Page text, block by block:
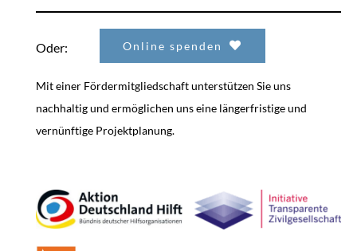
Oder: Online spenden
Mit einer Fördermitgliedschaft unterstützen Sie uns
nachhaltig und ermöglichen uns eine längerfristige und
vernünftige Projektplanung.